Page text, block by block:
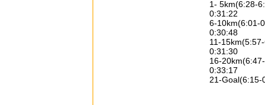
1- 5km(6:28-
0:31:22
6-10km(6:01-
0:30:48
11-
0:31:30
16-
0:33:17
21-Goal(6:15-